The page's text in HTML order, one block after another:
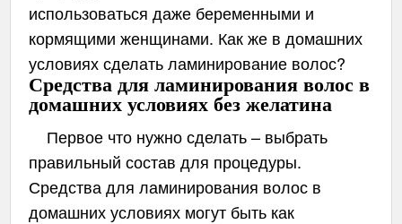
использоваться даже беременными и
кормящими женщинами. Как же в домашних
условиях сделать ламинирование волос?
Средства для ламинирования волос в
домашних условиях без желатина
Первое что нужно сделать – выбрать
правильный состав для процедуры.
Средства для ламинирования волос в
домашних условиях могут быть как